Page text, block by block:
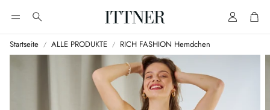
Suche AccountCart
Startseite ALLE PRODUKTE RICH FASHION Hemdchen